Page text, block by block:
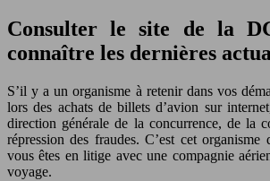
Consulter le site de la
connaître les dernières
S’il y a un organisme à retenir dans vos
lors des achats de billets d’avion sur
direction générale de la concurrence, de la
répression des fraudes. C’est cet organisme
vous êtes en litige avec une compagnie
voyage.